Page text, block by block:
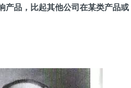
产品，比起其他公司在某类产品或